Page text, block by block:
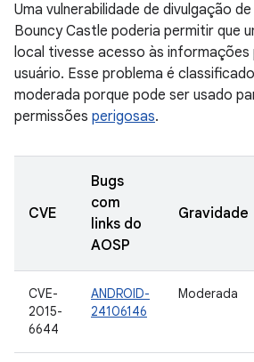
Uma vulnerabilidade de divulgação
Bouncy Castle poderia permitir que
local tivesse acesso às
usuário. Esse problema é
moderada porque pode ser usado
permissões perigosas.
CVE
Bugs
com
links do
AOSP
Gravidade
CVE-
2015-
6644
ANDROID-
24106146
Moderada